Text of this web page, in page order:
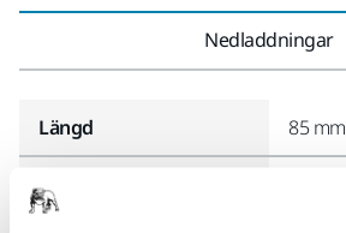
Nedladdningar
Längd 85 mm
Bredd